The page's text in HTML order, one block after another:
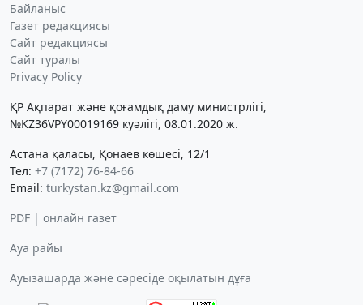
Байланыс
Газет редакциясы
Сайт редакциясы
Сайт туралы
Privacy Policy
ҚР Ақпарат және қоғамдық даму министрлігі,
№KZ36VPY00019169 куәлігі, 08.01.2020 ж.
Астана қаласы, Қонаев көшесі, 12/1
Тел: +7 (7172) 76-84-66
Email: turkystan.kz@gmail.com
PDF | онлайн газет
Ауа райы
Ауызашарда және сәресіде оқылатын дұға